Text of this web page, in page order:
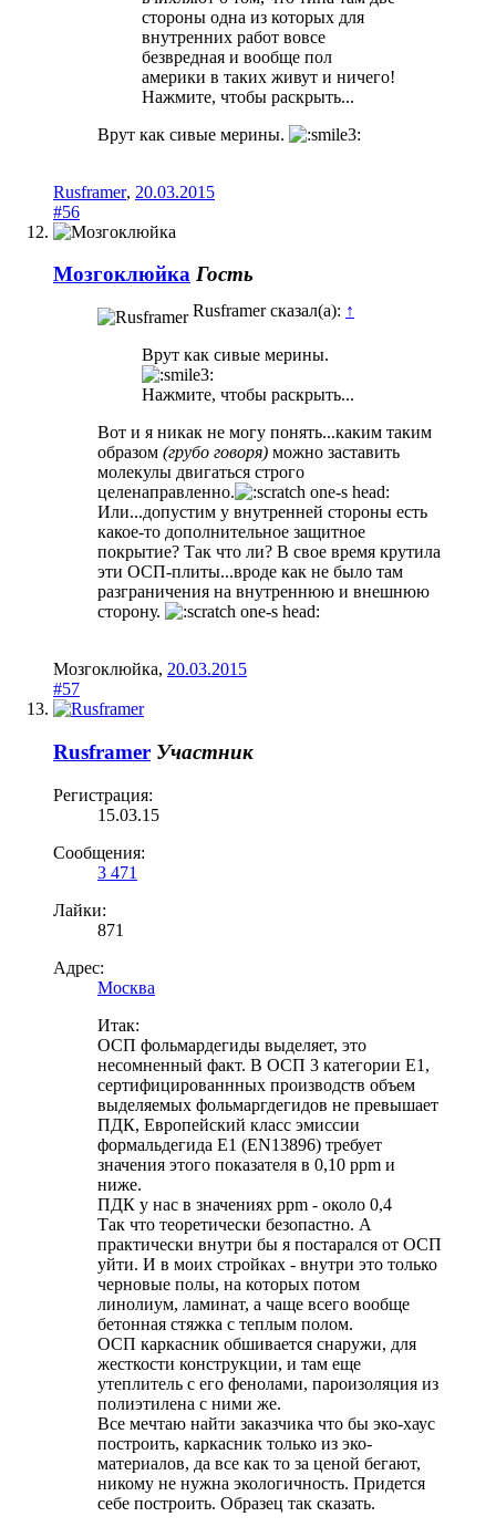
стороны одна из которых для
внутренних работ вовсе
безвредная и вообще пол
америки в таких живут и ничего!
Нажмите, чтобы раскрыть...
Врут как сивые мерины.
Rusframer, 20.03.2015
#56
Мозгоклюйка Гость
Rusframer сказал(а): ↑
Врут как сивые мерины.
Нажмите, чтобы раскрыть...
Вот и я никак не могу понять...каким таким
образом (грубо говоря) можно заставить
молекулы двигаться строго
целенаправленно.
Или...допустим у внутренней стороны есть
какое-то дополнительное защитное
покрытие? Так что ли? В свое время крутила
эти ОСП-плиты...вроде как не было там
разграничения на внутреннюю и внешнюю
сторону.
Мозгоклюйка, 20.03.2015
#57
Rusframer Участник
Регистрация:
15.03.15
Сообщения:
3 471
Лайки:
871
Адрес:
Москва
Итак:
ОСП фольмардегиды выделяет, это
несомненный факт. В ОСП 3 категории Е1,
сертифицированнных производств объем
выделяемых фольмаргдегидов не превышает
ПДК, Европейский класс эмиссии
формальдегида E1 (EN13896) требует
значения этого показателя в 0,10 ppm и
ниже.
ПДК у нас в значениях ppm - около 0,4
Так что теоретически безопастно. А
практически внутри бы я постарался от ОСП
уйти. И в моих стройках - внутри это только
черновые полы, на которых потом
линолиум, ламинат, а чаще всего вообще
бетонная стяжка с теплым полом.
ОСП каркасник обшивается снаружи, для
жесткости конструкции, и там еще
утеплитель с его фенолами, пароизоляция из
полиэтилена с ними же.
Все мечтаю найти заказчика что бы эко-хаус
построить, каркасник только из эко-
материалов, да все как то за ценой бегают,
никому не нужна экологичность. Придется
себе построить. Образец так сказать.